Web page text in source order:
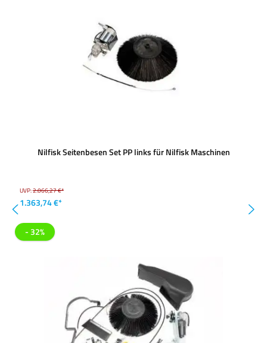
Nilfisk Seitenbesen Set PP links für Nilfisk Maschinen
UVP:2.066,27 €*
1.363,74 €*
- 32%